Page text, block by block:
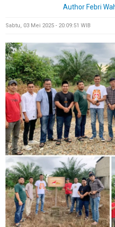
Author Febri
Sabtu, 03 Mei 2025 - 20:09:51 WIB